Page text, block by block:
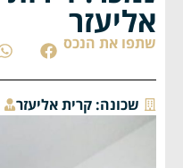
אליעזר
שתפו את הנכס
שכונה: קרית אליעזר